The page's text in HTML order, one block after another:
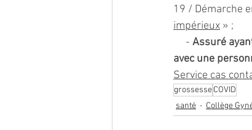
19 / Démarche
impérieux » ;
     -
Assuré
avec une
Service cas
grossesseCOVID
santé
Collège